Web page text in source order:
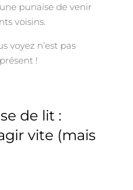
punaise de venir
voisins.
voyez n’est pas
!
de lit :
vite (mais